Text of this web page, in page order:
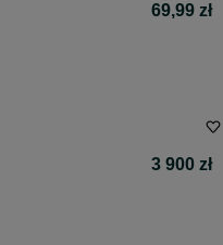
69,99 zł
3 900 zł